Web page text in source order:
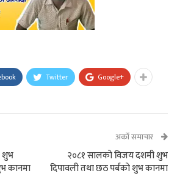
Twitter Google+
शुभ
कानमा
अर्को समाचार
२०८१ सालको विजय दशमी शुभ
दिपावली तथा छठ पर्बको शुभ कानमा